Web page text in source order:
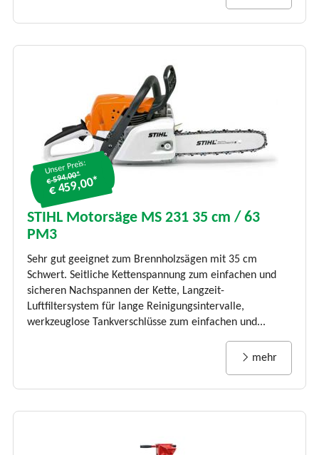
Unser Preis:
€ 594.00*
€ 459,00*
STIHL Motorsäge MS 231 35 cm / 63
PM3
Sehr gut geeignet zum Brennholzsägen mit 35 cm
Schwert. Seitliche Kettenspannung zum einfachen und
sicheren Nachspannen der Kette, Langzeit-
Luftfiltersystem für lange Reinigungsintervalle,
werkzeuglose Tankverschlüsse zum einfachen und...
mehr